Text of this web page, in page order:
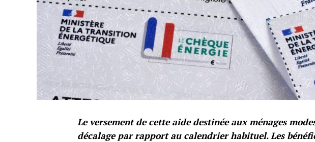
Le versement de cette aide destinée aux ménages
décalage par rapport au calendrier habituel. Les